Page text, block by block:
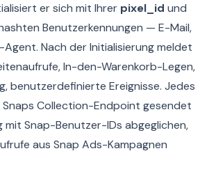
er sich mit Ihrer pixel_id und
Benutzerkennungen — E-Mail,
Agent. Nach der Initialisierung meldet
In-den-Warenkorb-Legen,
benutzerdefinierte Ereignisse. Jedes
Snaps Collection-Endpoint gesendet
mit Snap-Benutzer-IDs abgeglichen,
aus Snap Ads-Kampagnen